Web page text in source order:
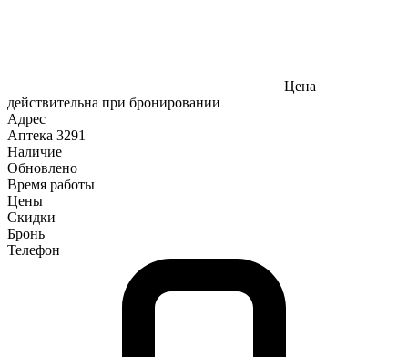
Цена
действительна при бронировании
Адрес
Аптека 3291
Наличие
Обновлено
Время работы
Цены
Скидки
Бронь
Телефон